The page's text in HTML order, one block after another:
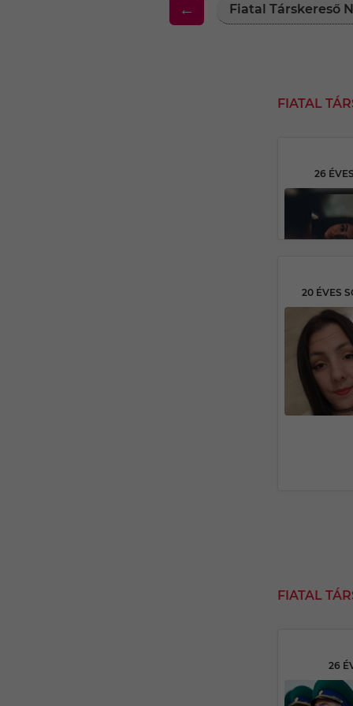
← Fiatal Társkereső
FIATAL
26
FIATAL
26